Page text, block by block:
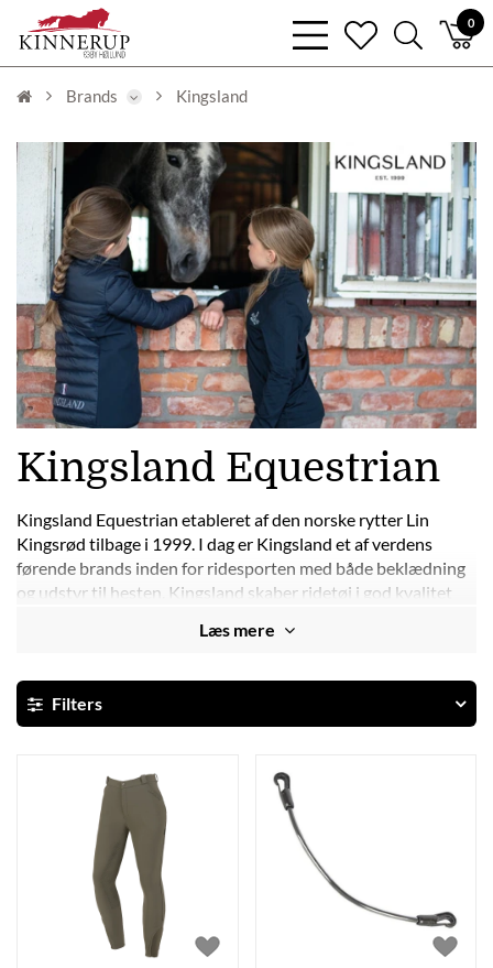
0
bars
light
heart
search
light
Brands Kingsland
Kingsland Equestrian
Kingsland Equestrian etableret af den norske rytter Lin
Kingsrød tilbage i 1999. I dag er Kingsland et af verdens
førende brands inden for ridesporten med både beklædning
og udstyr til hesten. Kingsland skaber ridetøj i god kvalitet
klassisk ridemode med mode i et flot minimalistisk
skandinavisk look med naturinspirerede detaljer. Vi fører et
bredt udvalg af Kingland i shoppen, både modetøj, den
Læs mere
Filters